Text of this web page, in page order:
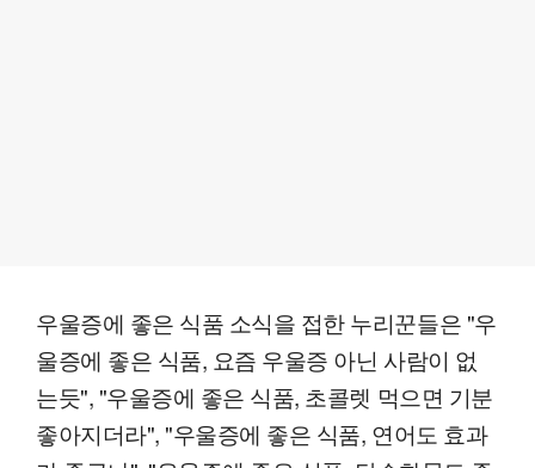
우울증에 좋은 식품 소식을 접한 누리꾼들은 "우
울증에 좋은 식품, 요즘 우울증 아닌 사람이 없
는듯", "우울증에 좋은 식품, 초콜렛 먹으면 기분
좋아지더라", "우울증에 좋은 식품, 연어도 효과